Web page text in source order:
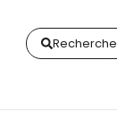
Recherche